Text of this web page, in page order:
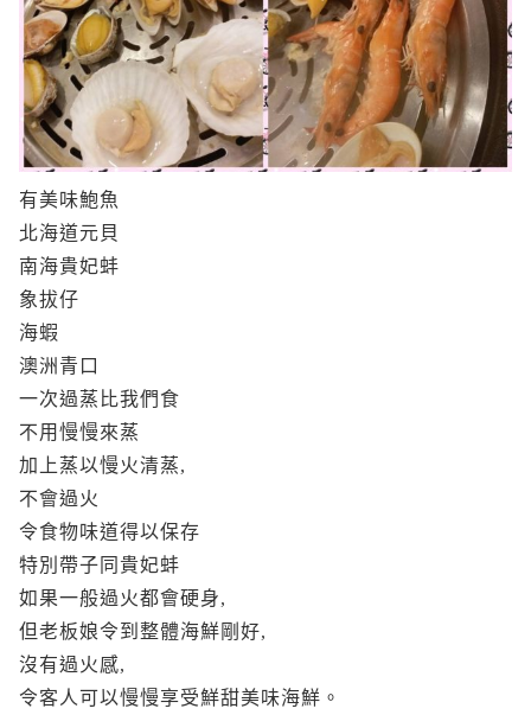
有美味鮑魚
北海道元貝
南海貴妃蚌
象拔仔
海蝦
澳洲青口
一次過蒸比我們食
不用慢慢來蒸
加上蒸以慢火清蒸,
不會過火
令食物味道得以保存
特別帶子同貴妃蚌
如果一般過火都會硬身,
但老板娘令到整體海鮮剛好,
沒有過火感,
令客人可以慢慢享受鮮甜美味海鮮。